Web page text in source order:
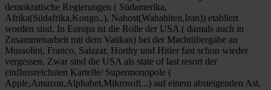
demokratische Regierungen ( Südamerika,
Afrika(Südafrika,Kongo..), Nahost(Wahabiten,Iran)) etabliert
worden sind. In Europa ist die Rolle der USA ( damals auch in
Zusammenarbeit mit dem Vatikan) bei der Machtübergabe an
Mussolini, Franco, Salazar, Horthy und Hitler fast schon wieder
vergessen. Zwar sind die USA als state of last resort der
einflussreichsten Kartelle/ Supermonopole (
Apple,Amazon,Alphabet,Mikrosoft...) auf einem absteigenden Ast,